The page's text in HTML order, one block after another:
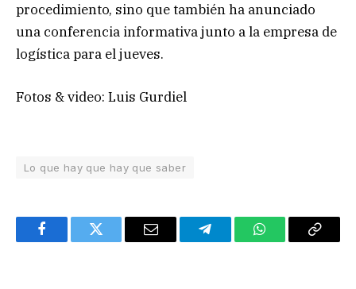
procedimiento, sino que también ha anunciado
una conferencia informativa junto a la empresa de
logística para el jueves.
Fotos & video: Luis Gurdiel
Lo que hay que hay que saber
FacebookTwitter Email TelegramWhatsAppCopy